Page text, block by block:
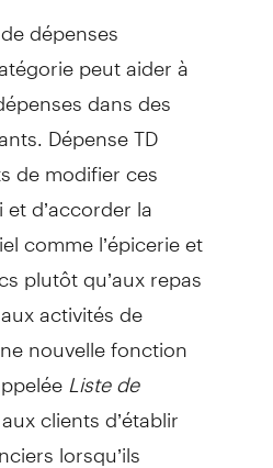
dépenses
peut aider à
dans des
Dépense TD
de modifier ces
d’accorder la
comme l’épicerie et
plutôt qu’aux repas
activités de
nouvelle fonction
Liste de
clients d’établir
lorsqu’ils